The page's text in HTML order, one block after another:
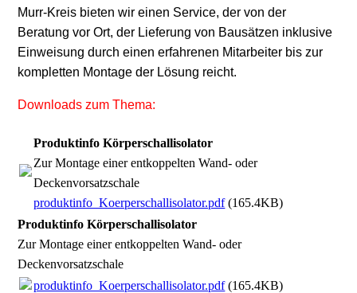
Murr-Kreis bieten wir einen Service, der von der
Beratung vor Ort, der Lieferung von Bausätzen inklusive
Einweisung durch einen erfahrenen Mitarbeiter bis zur
kompletten Montage der Lösung reicht.
Downloads zum Thema:
Produktinfo Körperschallisolator
Zur Montage einer entkoppelten Wand- oder
Deckenvorsatzschale
produktinfo_Koerperschallisolator.pdf(165.4KB)
Produktinfo Körperschallisolator
Zur Montage einer entkoppelten Wand- oder
Deckenvorsatzschale
produktinfo_Koerperschallisolator.pdf(165.4KB)